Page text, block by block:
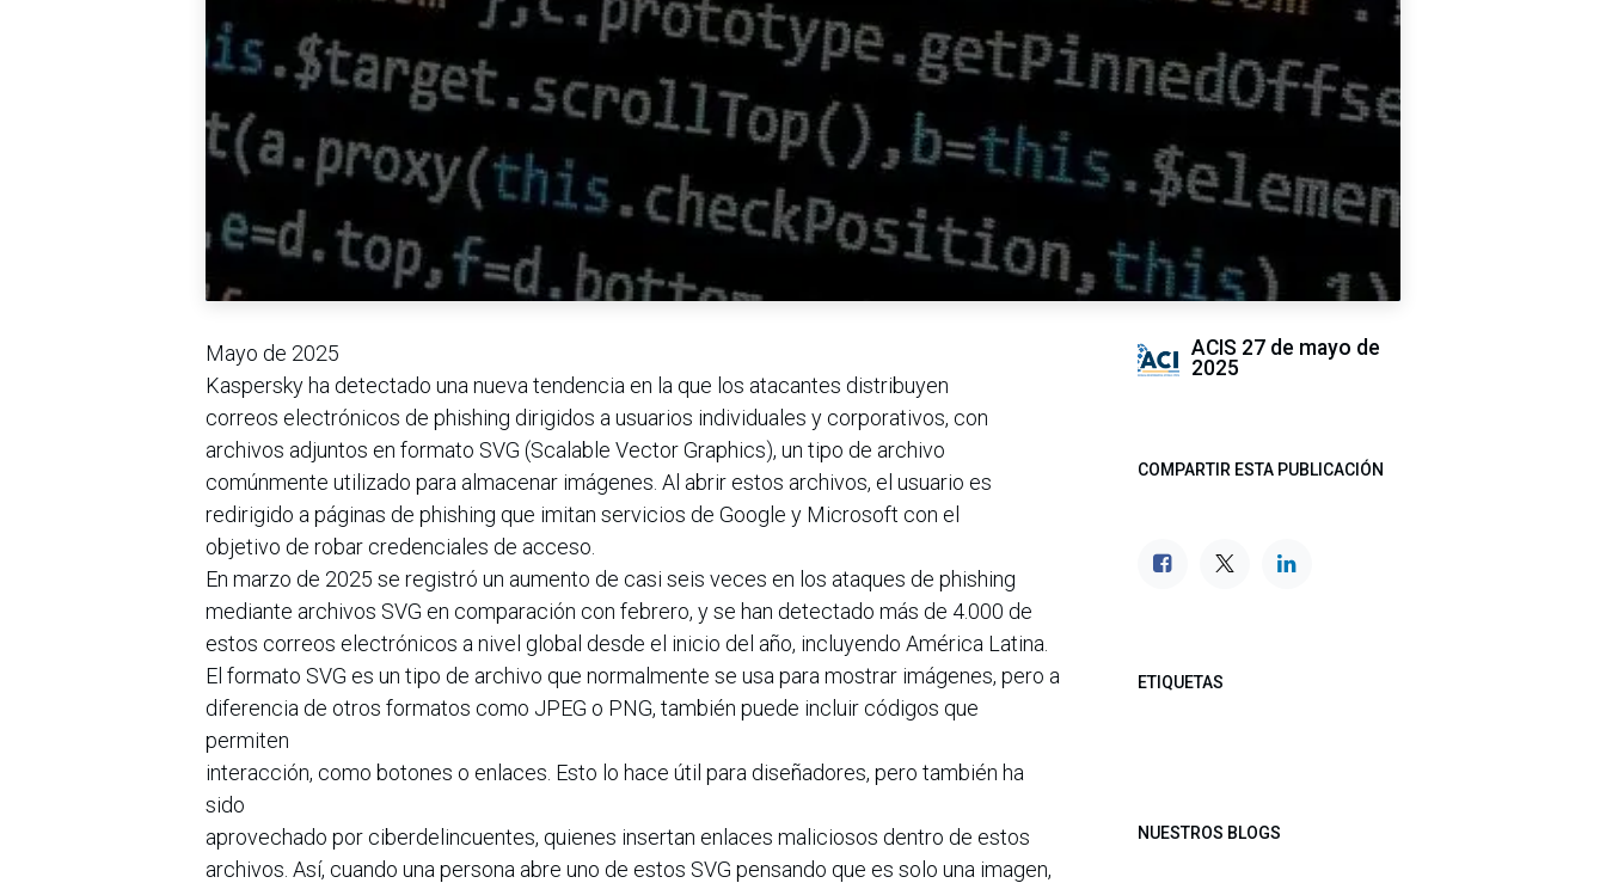
Mayo de 2025
Kaspersky ha detectado una nueva tendencia en la que los atacantes distribuyen
correos electrónicos de phishing dirigidos a usuarios individuales y corporativos, con
archivos adjuntos en formato SVG (Scalable Vector Graphics), un tipo de archivo
comúnmente utilizado para almacenar imágenes. Al abrir estos archivos, el usuario es
redirigido a páginas de phishing que imitan servicios de Google y Microsoft con el
objetivo de robar credenciales de acceso.
En marzo de 2025 se registró un aumento de casi seis veces en los ataques de phishing
mediante archivos SVG en comparación con febrero, y se han detectado más de 4.000 de
estos correos electrónicos a nivel global desde el inicio del año, incluyendo América Latina.
El formato SVG es un tipo de archivo que normalmente se usa para mostrar imágenes, pero a
diferencia de otros formatos como JPEG o PNG, también puede incluir códigos que
permiten
interacción, como botones o enlaces. Esto lo hace útil para diseñadores, pero también ha
sido
aprovechado por ciberdelincuentes, quienes insertan enlaces maliciosos dentro de estos
archivos. Así, cuando una persona abre uno de estos SVG pensando que es solo una imagen,
ACIS 27 de mayo de
2025
COMPARTIR ESTA PUBLICACIÓN
ETIQUETAS
NUESTROS BLOGS